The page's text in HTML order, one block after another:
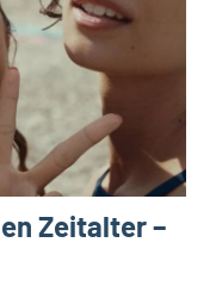
Zeitalter –